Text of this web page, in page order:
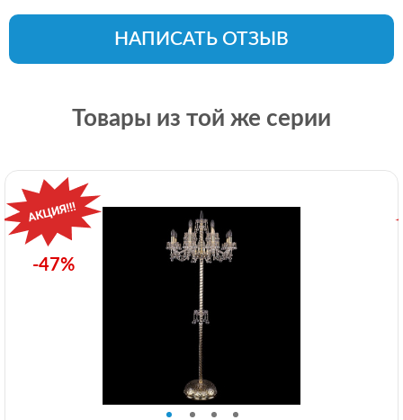
НАПИСАТЬ ОТЗЫВ
Товары из той же серии
-47%